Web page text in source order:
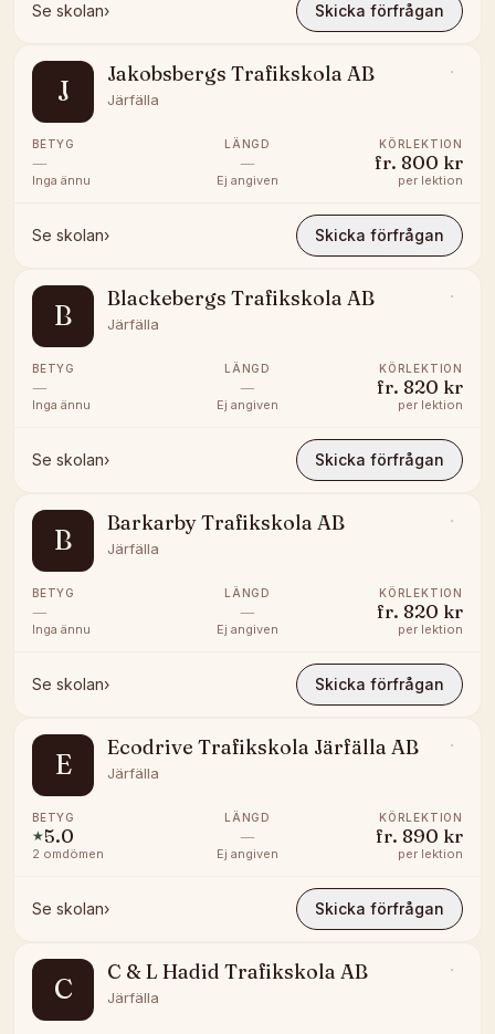
Se skolan› Skicka förfrågan
J
Jakobsbergs Trafikskola AB
Järfälla
BETYG
—
Inga ännu
LÄNGD
—
Ej angiven
KÖRLEKTION
fr. 800 kr
per lektion
Se skolan› Skicka förfrågan
B
Blackebergs Trafikskola AB
Järfälla
BETYG
—
Inga ännu
LÄNGD
—
Ej angiven
KÖRLEKTION
fr. 820 kr
per lektion
Se skolan› Skicka förfrågan
B
Barkarby Trafikskola AB
Järfälla
BETYG
—
Inga ännu
LÄNGD
—
Ej angiven
KÖRLEKTION
fr. 820 kr
per lektion
Se skolan› Skicka förfrågan
E
Ecodrive Trafikskola Järfälla AB
Järfälla
BETYG
★5.0
2 omdömen
LÄNGD
—
Ej angiven
KÖRLEKTION
fr. 890 kr
per lektion
Se skolan› Skicka förfrågan
C
C & L Hadid Trafikskola AB
Järfälla